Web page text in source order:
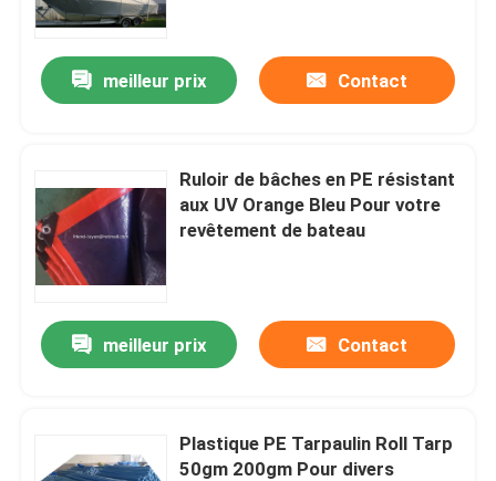
meilleur prix Contact
Ruloir de bâches en PE résistant
aux UV Orange Bleu Pour votre
revêtement de bateau
meilleur prix Contact
Plastique PE Tarpaulin Roll Tarp
50gm 200gm Pour divers